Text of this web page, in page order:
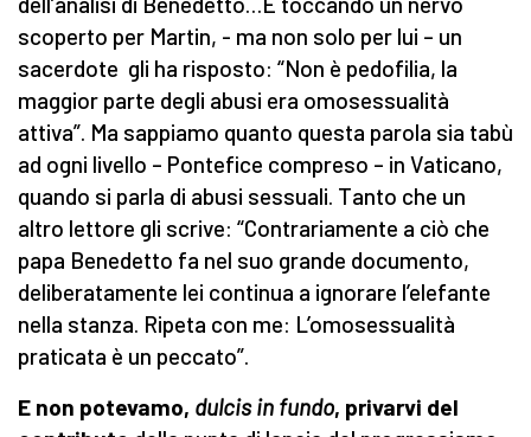
scoperto per Martin, - ma non solo per lui – un
sacerdote gli ha risposto: “Non è pedofilia, la
maggior parte degli abusi era omosessualità
attiva”. Ma sappiamo quanto questa parola sia tabù
ad ogni livello – Pontefice compreso – in Vaticano,
quando si parla di abusi sessuali. Tanto che un
altro lettore gli scrive: “Contrariamente a ciò che
papa Benedetto fa nel suo grande documento,
deliberatamente lei continua a ignorare l’elefante
nella stanza. Ripeta con me: L’omosessualità
praticata è un peccato”.
E non potevamo, dulcis in fundo, privarvi del